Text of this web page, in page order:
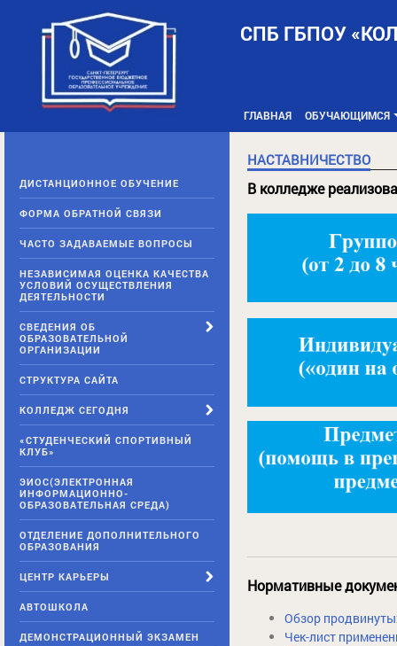
СПБ ГБПОУ
ГЛАВНАЯ ОБУЧАЮЩИМСЯ
ДИСТАНЦИОННОЕ ОБУЧЕНИЕ
ФОРМА ОБРАТНОЙ СВЯЗИ
ЧАСТО ЗАДАВАЕМЫЕ ВОПРОСЫ
НЕЗАВИСИМАЯ ОЦЕНКА КАЧЕСТВА
УСЛОВИЙ ОСУЩЕСТВЛЕНИЯ
ДЕЯТЕЛЬНОСТИ
СВЕДЕНИЯ ОБ
ОБРАЗОВАТЕЛЬНОЙ
ОРГАНИЗАЦИИ
СТРУКТУРА САЙТА
КОЛЛЕДЖ СЕГОДНЯ
«СТУДЕНЧЕСКИЙ СПОРТИВНЫЙ
КЛУБ»
ЭИОС(ЭЛЕКТРОННАЯ
ИНФОРМАЦИОННО-
ОБРАЗОВАТЕЛЬНАЯ СРЕДА)
ОТДЕЛЕНИЕ ДОПОЛНИТЕЛЬНОГО
ОБРАЗОВАНИЯ
ЦЕНТР КАРЬЕРЫ
АВТОШКОЛА
ДЕМОНСТРАЦИОННЫЙ ЭКЗАМЕН
НАСТАВНИЧЕСТВО
В колледже
Нормативные
Обзор
Чек-лист